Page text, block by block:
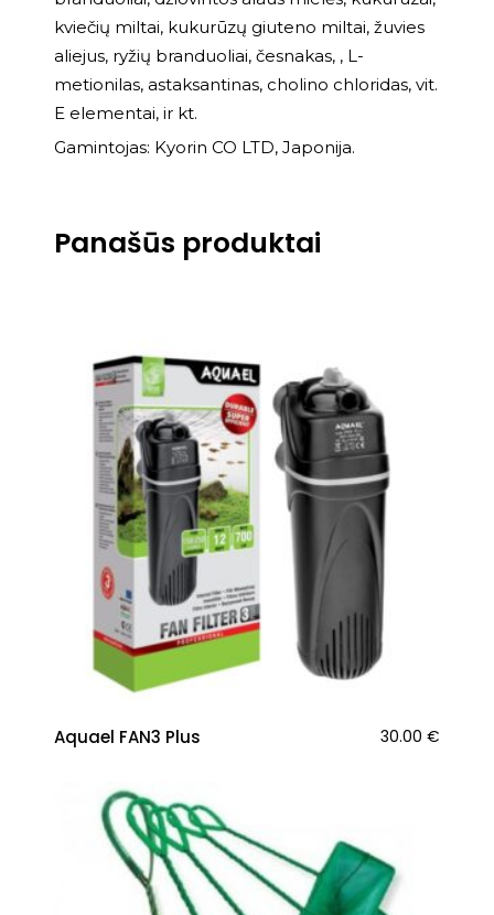
kviečių miltai, kukurūzų giuteno miltai, žuvies
aliejus, ryžių branduoliai, česnakas, , L-
metionilas, astaksantinas, cholino chloridas, vit.
E elementai, ir kt.
Gamintojas: Kyorin CO LTD, Japonija.
Panašūs produktai
Aquael FAN3 Plus 30.00 €